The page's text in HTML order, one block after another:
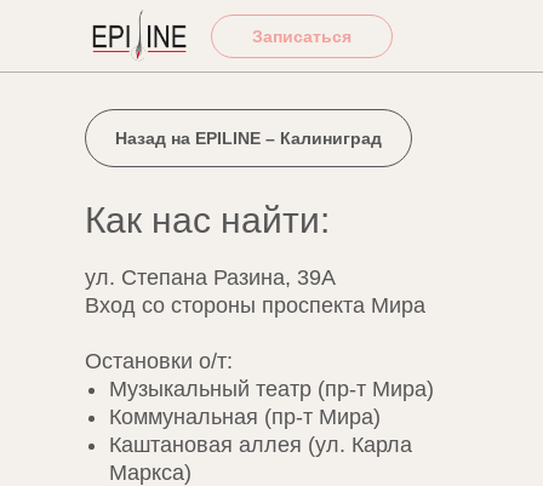
Записаться
ул. Степана Разина, 39А
Вход со стороны проспекта Мира
Остановки о/т:
Музыкальный театр (пр-т Мира)
Коммунальная (пр-т Мира)
Каштановая аллея (ул. Карла
Маркса)
Как нас найти:
Назад на EPILINE – Калиниград